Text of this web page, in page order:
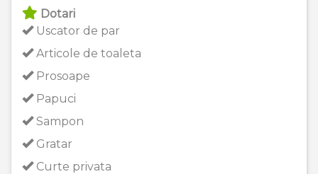
Dotari
Uscator de par
Articole de toaleta
Prosoape
Papuci
Sampon
Gratar
Curte privata